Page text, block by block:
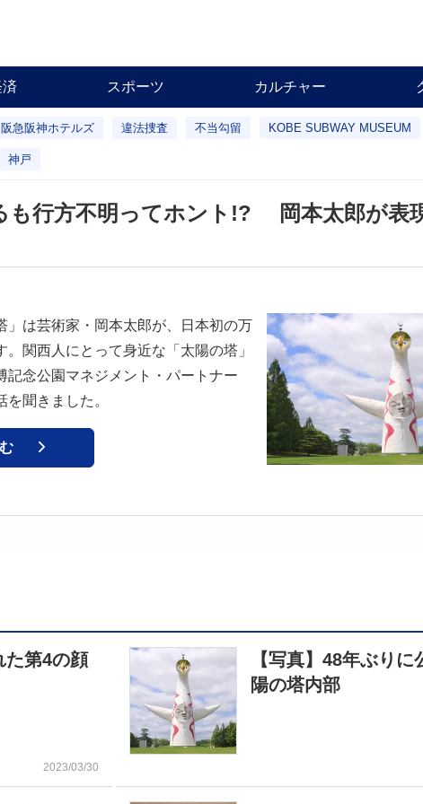
スポーツ カルチャー
阪急阪神ホテルズ 違法捜査 不当勾留 KOBE SUBWAY MUSEUM
神戸
も行方不明ってホント!? 岡本太郎が表
は芸術家・岡本太郎が、日本初の万
関西人にとって身近な「太陽の塔」
記念公園マネジメント・パートナー
聞きました。
た第4の顔
2023/03/30
【写真】48年ぶり
陽の塔内部